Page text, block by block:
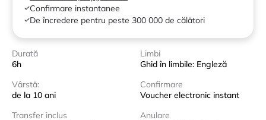
Confirmare instantanee
De încredere pentru peste 300 000 de călători
Durată
6h
Limbi
Ghid în limbile: Engleză
Vârstă:
de la 10 ani
Confirmare
Voucher electronic instant
Transfer inclus
Anulare